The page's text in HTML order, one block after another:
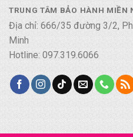
TRUNG TÂM BẢO HÀNH MIỀN
Địa chỉ: 666/35 đường 3/2,
Minh
Hotline: 097.319.6066